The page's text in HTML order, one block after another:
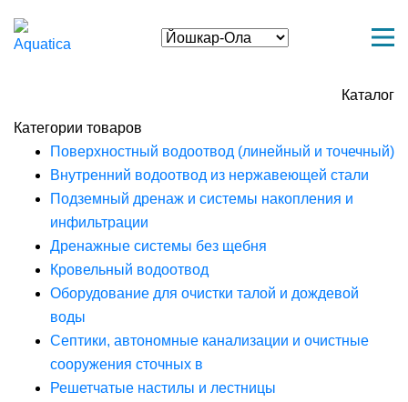
Каталог
Категории товаров
Поверхностный водоотвод (линейный и точечный)
Внутренний водоотвод из нержавеющей стали
Подземный дренаж и системы накопления и
инфильтрации
Дренажные системы без щебня
Кровельный водоотвод
Оборудование для очистки талой и дождевой
воды
Септики, автономные канализации и очистные
сооружения сточных в
Решетчатые настилы и лестницы